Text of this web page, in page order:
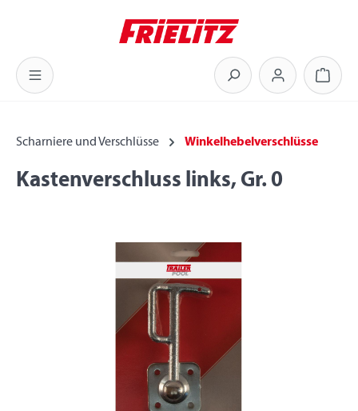
Zum Hauptinhalt springen
Scharniere und Verschlüsse Winkelhebelverschlüsse
Kastenverschluss links, Gr. 0